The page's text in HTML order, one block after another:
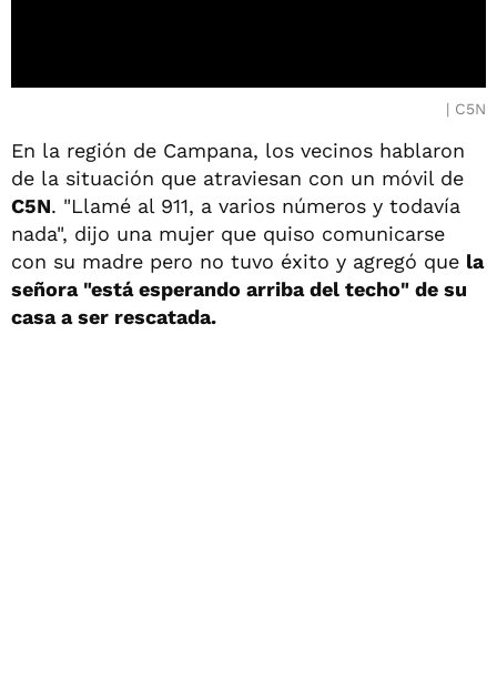
C5N
En la región de Campana, los vecinos hablaron
de la situación que atraviesan con un móvil de
C5N. "Llamé al 911, a varios números y todavía
nada", dijo una mujer que quiso comunicarse
con su madre pero no tuvo éxito y agregó que la
señora "está esperando arriba del techo" de su
casa a ser rescatada.